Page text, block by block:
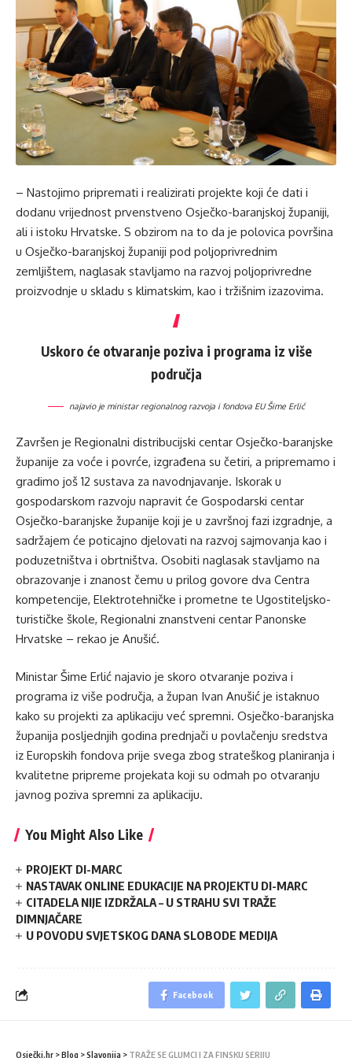
– Nastojimo pripremati i realizirati projekte koji će dati i
dodanu vrijednost prvenstveno Osječko-baranjskoj županiji,
ali i istoku Hrvatske. S obzirom na to da je polovica površina
u Osječko-baranjskoj županiji pod poljoprivrednim
zemljištem, naglasak stavljamo na razvoj poljoprivredne
proizvodnje u skladu s klimatskim, kao i tržišnim izazovima.
Uskoro će otvaranje poziva i programa iz više
područja
najavio je ministar regionalnog razvoja i fondova EU Šime Erlić
Završen je Regionalni distribucijski centar Osječko-baranjske
županije za voće i povrće, izgrađena su četiri, a pripremamo i
gradimo još 12 sustava za navodnjavanje. Iskorak u
gospodarskom razvoju napravit će Gospodarski centar
Osječko-baranjske županije koji je u završnoj fazi izgradnje, a
sadržajem će poticajno djelovati na razvoj sajmovanja kao i
poduzetništva i obrtništva. Osobiti naglasak stavljamo na
obrazovanje i znanost čemu u prilog govore dva Centra
kompetencije, Elektrotehničke i prometne te Ugostiteljsko-
turističke škole, Regionalni znanstveni centar Panonske
Hrvatske – rekao je Anušić.
Ministar Šime Erlić najavio je skoro otvaranje poziva i
programa iz više područja, a župan Ivan Anušić je istaknuo
kako su projekti za aplikaciju već spremni. Osječko-baranjska
županija posljednjih godina prednjači u povlačenju sredstva
iz Europskih fondova prije svega zbog strateškog planiranja i
kvalitetne pripreme projekata koji su odmah po otvaranju
javnog poziva spremni za aplikaciju.
You Might Also Like
PROJEKT DI-MARC
NASTAVAK ONLINE EDUKACIJE NA PROJEKTU DI-MARC
CITADELA NIJE IZDRŽALA – U STRAHU SVI TRAŽE
DIMNJAČARE
U POVODU SVJETSKOG DANA SLOBODE MEDIJA
Facebook
Osječki.hr >Blog >Slavonija > TRAŽE SE GLUMCI I ZA FINSKU SERIJU